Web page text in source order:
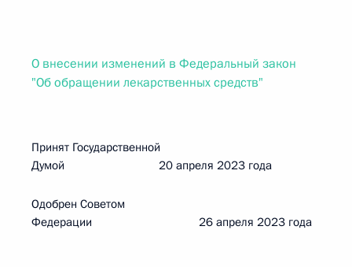
О внесении изменений в Федеральный закон
"Об обращении лекарственных средств"
Принят Государственной
Думой 20 апреля 2023 года
Одобрен Советом
Федерации 26 апреля 2023 года